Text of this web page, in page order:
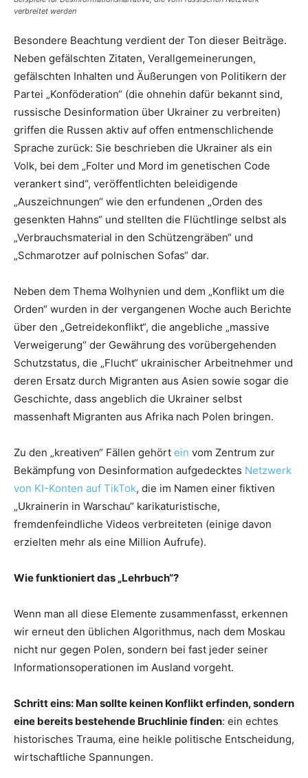
verbreitet werden
Besondere Beachtung verdient der Ton dieser Beiträge.
Neben gefälschten Zitaten, Verallgemeinerungen,
gefälschten Inhalten und Äußerungen von Politikern der
Partei „Konföderation“ (die ohnehin dafür bekannt sind,
russische Desinformation über Ukrainer zu verbreiten)
griffen die Russen aktiv auf offen entmenschlichende
Sprache zurück: Sie beschrieben die Ukrainer als ein
Volk, bei dem „Folter und Mord im genetischen Code
verankert sind“, veröffentlichten beleidigende
„Auszeichnungen“ wie den erfundenen „Orden des
gesenkten Hahns“ und stellten die Flüchtlinge selbst als
„Verbrauchsmaterial in den Schützengräben“ und
„Schmarotzer auf polnischen Sofas“ dar.
Neben dem Thema Wolhynien und dem „Konflikt um die
Orden“ wurden in der vergangenen Woche auch Berichte
über den „Getreidekonflikt“, die angebliche „massive
Verweigerung“ der Gewährung des vorübergehenden
Schutzstatus, die „Flucht“ ukrainischer Arbeitnehmer und
deren Ersatz durch Migranten aus Asien sowie sogar die
Geschichte, dass angeblich die Ukrainer selbst
massenhaft Migranten aus Afrika nach Polen bringen.
Zu den „kreativen“ Fällen gehört ein vom Zentrum zur
Bekämpfung von Desinformation aufgedecktes Netzwerk
von KI-Konten auf TikTok, die im Namen einer fiktiven
„Ukrainerin in Warschau“ karikaturistische,
fremdenfeindliche Videos verbreiteten (einige davon
erzielten mehr als eine Million Aufrufe).
Wie funktioniert das „Lehrbuch“?
Wenn man all diese Elemente zusammenfasst, erkennen
wir erneut den üblichen Algorithmus, nach dem Moskau
nicht nur gegen Polen, sondern bei fast jeder seiner
Informationsoperationen im Ausland vorgeht.
Schritt eins: Man sollte keinen Konflikt erfinden, sondern
eine bereits bestehende Bruchlinie finden: ein echtes
historisches Trauma, eine heikle politische Entscheidung,
wirtschaftliche Spannungen.